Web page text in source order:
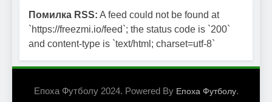
Помилка RSS: A feed could not be found at
`https://freezmi.io/feed`; the status code is `200`
and content-type is `text/html; charset=utf-8`
Епоха Футболу 2024. Powered By Епоха Футболу.